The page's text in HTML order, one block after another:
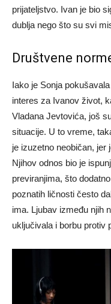
prijateljstvo. Ivan je bio
dublja nego što su svi
Društvene
Iako je Sonja
interes za Ivanov život,
Vladana Jevtovića, još
situacije. U to vreme,
je izuzetno neobičan, jer
Njihov odnos bio je
previranjima, što
poznatih ličnosti često
ima. Ljubav između njih
uključivala i borbu protiv